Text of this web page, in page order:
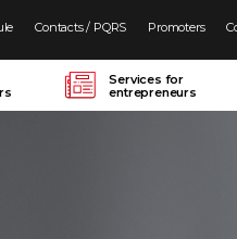
Contacts / PQRS Promoters
Services for
entrepreneurs